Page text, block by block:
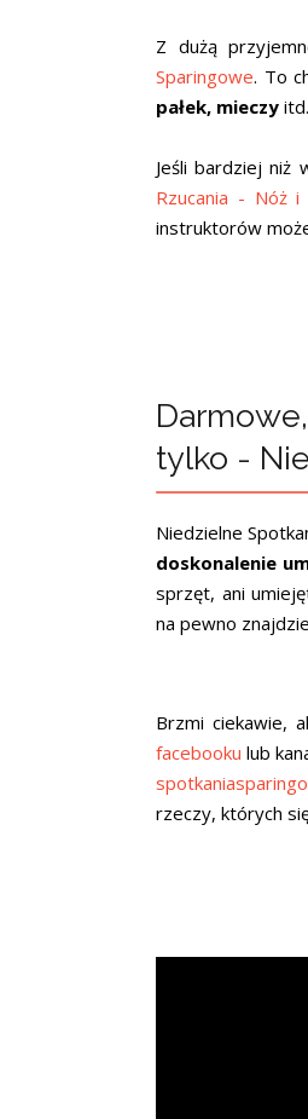
Z dużą
Sparingowe. To
pałek, mieczy
Jeśli bardziej niż
Rzucania - Nóż
instruktorów
tylko -
Niedzielne
doskonalenie
sprzęt, ani
na pewno
Brzmi ciekawie,
facebooku lub
rzeczy, których